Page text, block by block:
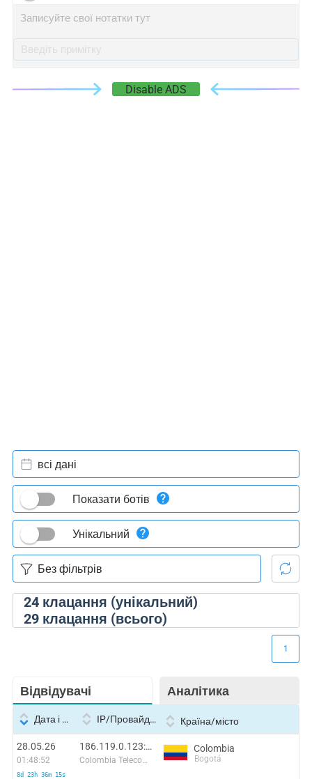
Записуйте свої нотатки тут
Disable ADS
24клацання (унікальний)
29клацання (всього)
всі дані
Показати ботів
Унікальний
Відвідувачі Аналітика
1
Дата і час IP/Провайдер Країна/місто
28.05.26
01:48:52
8d 23h 36m 15s
186.119.0.123:58840
Colombia Telecomunicaciones S.a. ESP
Colombia
Bogotá